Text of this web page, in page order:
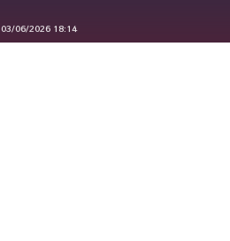
03/06/2026 18:14